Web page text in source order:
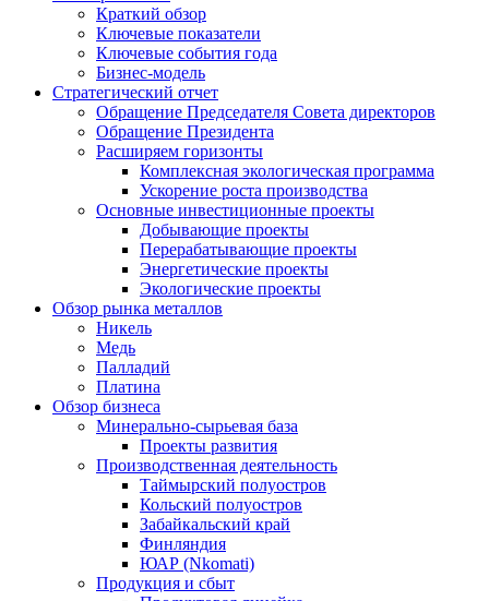
Краткий обзор
Ключевые показатели
Ключевые события года
Бизнес-модель
Стратегический отчет
Обращение Председателя Совета директоров
Обращение Президента
Расширяем горизонты
Комплексная экологическая программа
Ускорение роста производства
Основные инвестиционные проекты
Добывающие проекты
Перерабатывающие проекты
Энергетические проекты
Экологические проекты
Обзор рынка металлов
Никель
Медь
Палладий
Платина
Обзор бизнеса
Минерально-сырьевая база
Проекты развития
Производственная деятельность
Таймырский полуостров
Кольский полуостров
Забайкальский край
Финляндия
ЮАР (Nkomati)
Продукция и сбыт